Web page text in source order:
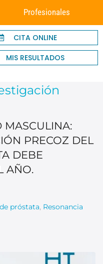
Profesionales
CITA ONLINE
MIS RESULTADOS
MASCULINA:
PRECOZ DEL
DEBE
AÑO.
próstata, Resonancia